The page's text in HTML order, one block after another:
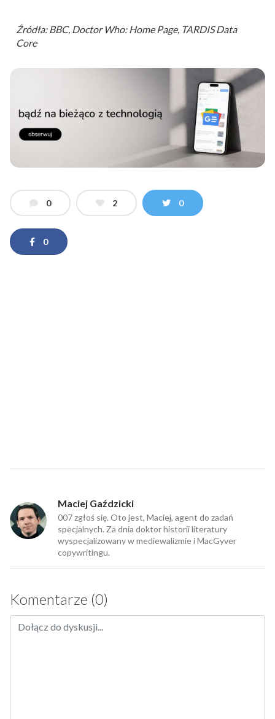
Źródła: BBC, Doctor Who: Home Page, TARDIS Data
Core
0 2 0
0
Maciej Gaździcki
007 zgłoś się. Oto jest, Maciej, agent do zadań
specjalnych. Za dnia doktor historii literatury
wyspecjalizowany w mediewalizmie i MacGyver
copywritingu.
Komentarze (0)